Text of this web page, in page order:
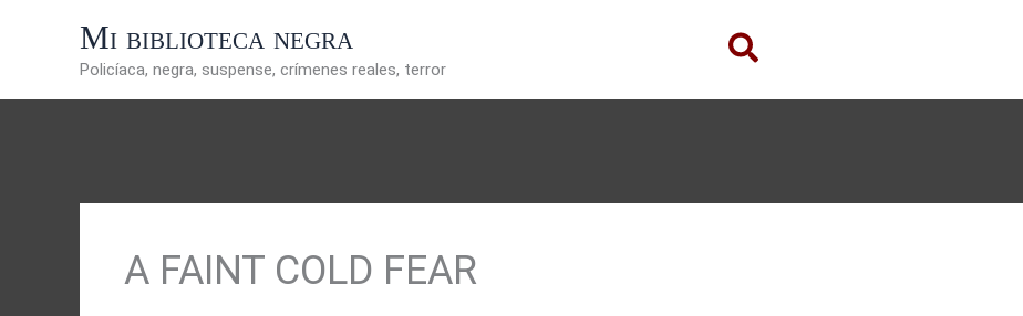
Mi biblioteca negra
Policíaca, negra, suspense, crímenes reales, terror
A FAINT COLD FEAR